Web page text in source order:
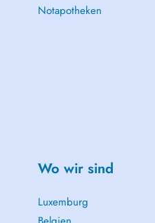
Notapotheken
Wo wir sind
Luxemburg